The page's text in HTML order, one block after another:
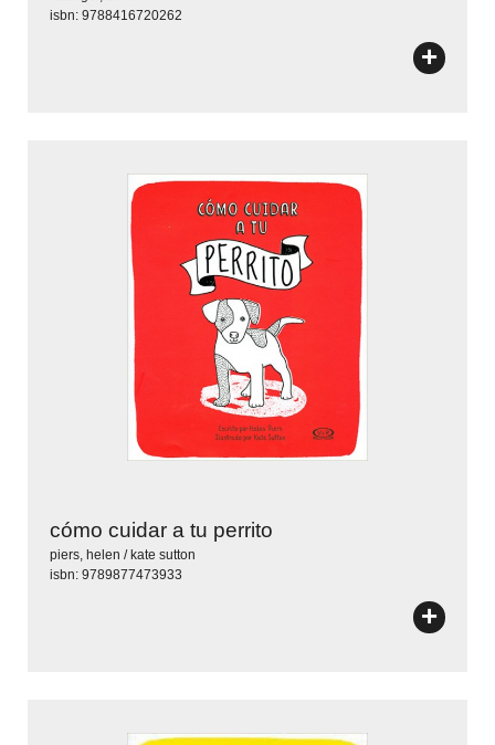
isbn: 9788416720262
+
cómo cuidar a tu perrito
piers, helen / kate sutton
isbn: 9789877473933
+